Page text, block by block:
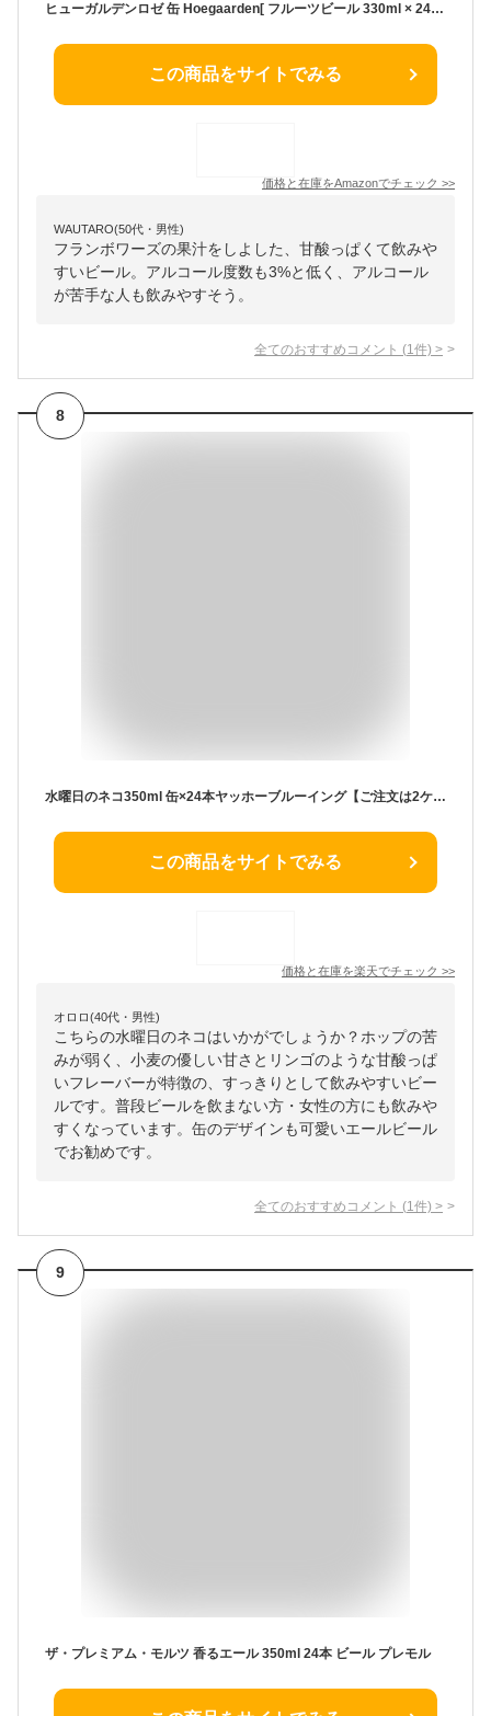
ヒューガルデンロゼ 缶 Hoegaarden[ フルーツビール 330ml × 24本 ]
この商品をサイトでみる
価格と在庫をAmazonでチェック >>
WAUTARO(50代・男性)
フランボワーズの果汁をしよした、甘酸っぱくて飲みや
すいビール。アルコール度数も3%と低く、アルコール
が苦手な人も飲みやすそう。
全てのおすすめコメント (1 件) >
8
水曜日のネコ350ml 缶×24本ヤッホーブルーイング【ご注文は2ケースまで1個口配送可能です！】【1ケース】【送料無料】[地ビール][国産][長野県][日本][白ビール][ホワイトエール][クラフトビール][よなよな][AIB]
この商品をサイトでみる
価格と在庫を楽天でチェック >>
オロロ(40代・男性)
こちらの水曜日のネコはいかがでしょうか？ホップの苦
みが弱く、小麦の優しい甘さとリンゴのような甘酸っぱ
いフレーバーが特徴の、すっきりとして飲みやすいビー
ルです。普段ビールを飲まない方・女性の方にも飲みや
すくなっています。缶のデザインも可愛いエールビール
でお勧めです。
全てのおすすめコメント (1 件) >
9
ザ・プレミアム・モルツ 香るエール 350ml 24本 ビール プレモル